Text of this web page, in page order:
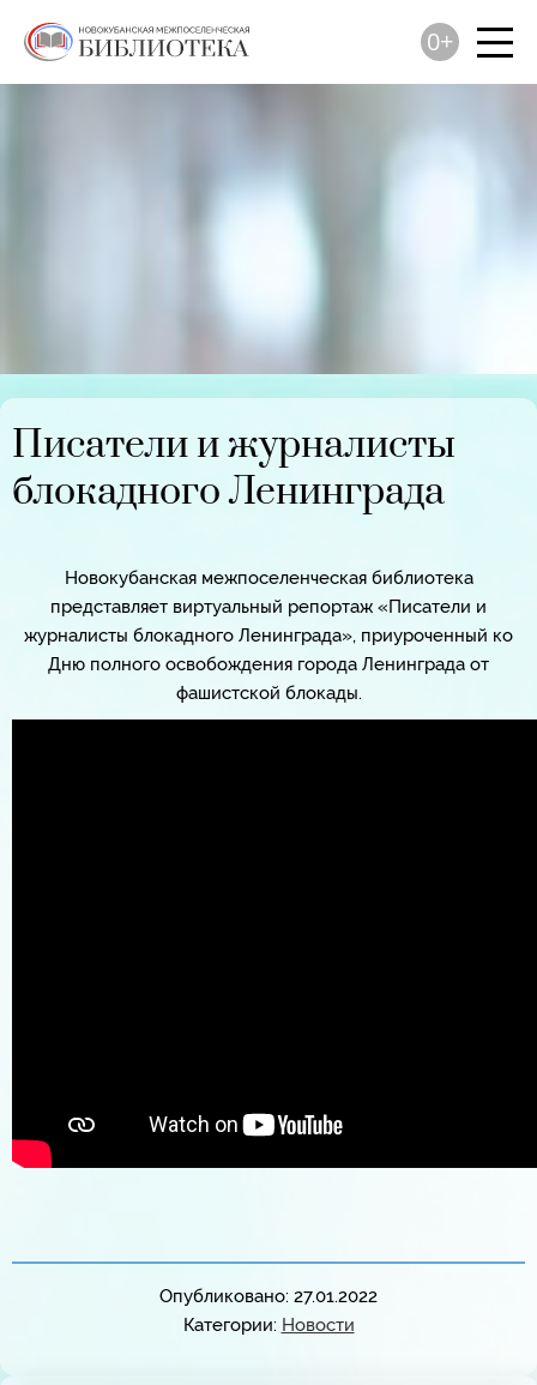
0+
Писатели и журналисты
блокадного Ленинграда
Новокубанская межпоселенческая библиотека
представляет виртуальный репортаж «Писатели и
журналисты блокадного Ленинграда», приуроченный ко
Дню полного освобождения города Ленинграда от
фашистской блокады.
Опубликовано: 27.01.2022
Категории: Новости